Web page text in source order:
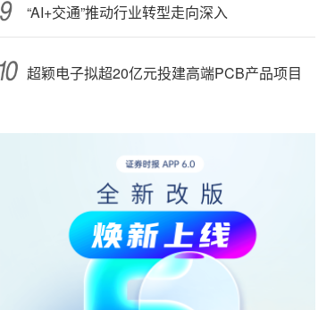
“AI+交通”推动行业转型走向深入
超颖电子拟超20亿元投建高端PCB产品项目